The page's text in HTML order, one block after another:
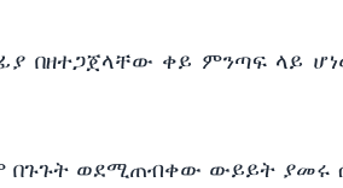
በዘተጋጀላቸው ቀይ ምንጣፍ ላይ
በጉጉት ወደሚጠብቀው ውይይት ያመሩ